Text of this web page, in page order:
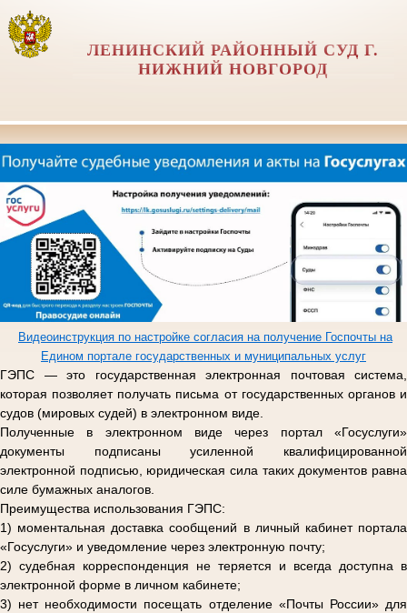
ЛЕНИНСКИЙ РАЙОННЫЙ СУД Г.
НИЖНИЙ НОВГОРОД
Видеоинструкция по настройке согласия на получение Госпочты на
Едином портале государственных и муниципальных услуг
ГЭПС — это государственная электронная почтовая система,
которая позволяет получать письма от государственных органов и
судов (мировых судей) в электронном виде.
Полученные в электронном виде через портал «Госуслуги»
документы подписаны усиленной квалифицированной
электронной подписью, юридическая сила таких документов равна
силе бумажных аналогов.
Преимущества использования ГЭПС:
1) моментальная доставка сообщений в личный кабинет портала
«Госуслуги» и уведомление через электронную почту;
2) судебная корреспонденция не теряется и всегда доступна в
электронной форме в личном кабинете;
3) нет необходимости посещать отделение «Почты России» для